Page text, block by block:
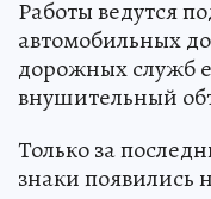
Работы ведутся
автомобильных
дорожных служб
внушительный
Только за
знаки появились